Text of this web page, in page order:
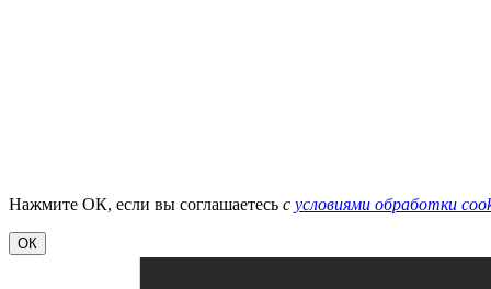
Нажмите ОК, если вы соглашаетесь с условиями обработки
ОК